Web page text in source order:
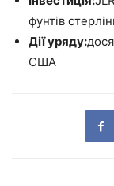
фунтів
Дії уряду:
США